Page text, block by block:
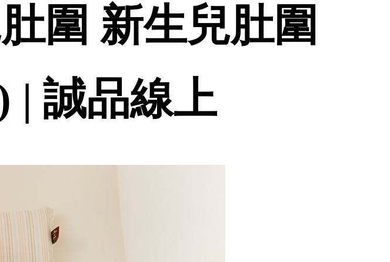
圍 新生兒肚圍
| 誠品線上